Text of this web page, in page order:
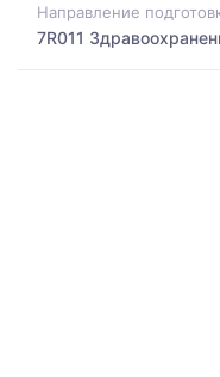
Направление
7R011